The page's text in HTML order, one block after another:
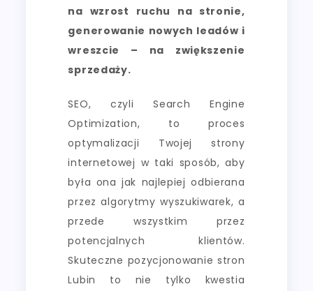
na wzrost ruchu na stronie,
generowanie nowych leadów i
wreszcie – na zwiększenie
sprzedaży.
SEO, czyli Search Engine
Optimization, to proces
optymalizacji Twojej strony
internetowej w taki sposób, aby
była ona jak najlepiej odbierana
przez algorytmy wyszukiwarek, a
przede wszystkim przez
potencjalnych klientów.
Skuteczne pozycjonowanie stron
Lubin to nie tylko kwestia